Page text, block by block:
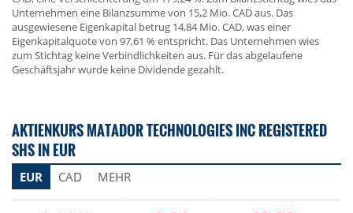
Unternehmen eine Bilanzsumme von 15,2 Mio. CAD aus. Das
ausgewiesene Eigenkapital betrug 14,84 Mio. CAD, was einer
Eigenkapitalquote von 97,61 % entspricht. Das Unternehmen wies
zum Stichtag keine Verbindlichkeiten aus. Für das abgelaufene
Geschäftsjahr wurde keine Dividende gezahlt.
AKTIENKURS MATADOR TECHNOLOGIES INC REGISTERED
SHS IN EUR
EUR CAD MEHR